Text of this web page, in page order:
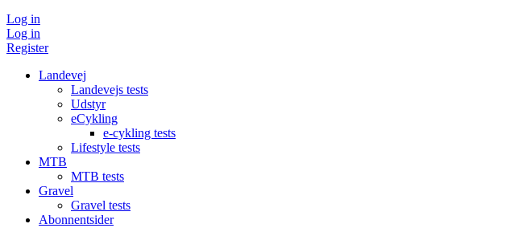
Log in
Log in
Register
Landevej
Landevejs tests
Udstyr
eCykling
e-cykling tests
Lifestyle tests
MTB
MTB tests
Gravel
Gravel tests
Abonnentsider